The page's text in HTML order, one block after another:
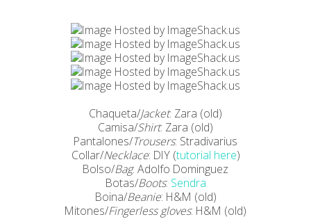
Chaqueta/Jacket: Zara (old)
Camisa/Shirt: Zara (old)
Pantalones/Trousers: Stradivarius
Collar/Necklace: DIY (tutorial here)
Bolso/Bag: Adolfo Dominguez
Botas/Boots: Sendra
Boina/Beanie: H&M (old)
Mitones/Fingerless gloves: H&M (old)